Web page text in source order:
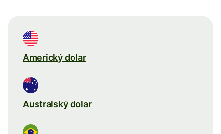
Americký dolar
Australský dolar